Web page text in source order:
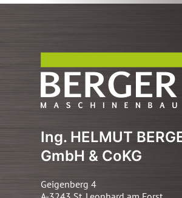
Ing. HELMUT
GmbH & CoKG
Geigenberg 4